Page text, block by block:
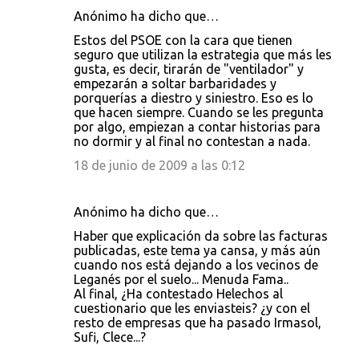
Anónimo ha dicho que…
Estos del PSOE con la cara que tienen
seguro que utilizan la estrategia que más les
gusta, es decir, tirarán de "ventilador" y
empezarán a soltar barbaridades y
porquerías a diestro y siniestro. Eso es lo
que hacen siempre. Cuando se les pregunta
por algo, empiezan a contar historias para
no dormir y al final no contestan a nada.
18 de junio de 2009 a las 0:12
Anónimo ha dicho que…
Haber que explicación da sobre las facturas
publicadas, este tema ya cansa, y más aún
cuando nos está dejando a los vecinos de
Leganés por el suelo... Menuda Fama..
Al final, ¿Ha contestado Helechos al
cuestionario que les enviasteis? ¿y con el
resto de empresas que ha pasado Irmasol,
Sufi, Clece...?